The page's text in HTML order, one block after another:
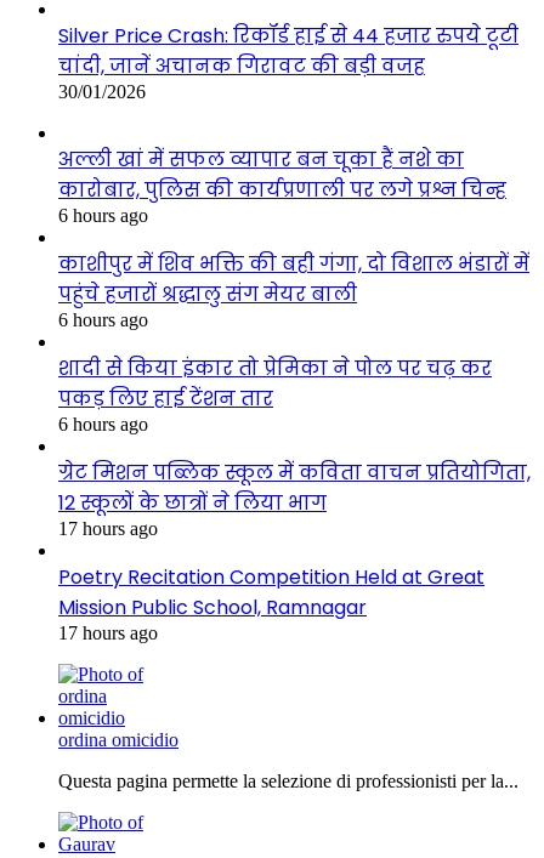
Silver Price Crash: रिकॉर्ड हाई से 44 हजार रुपये टूटी
चांदी, जानें अचानक गिरावट की बड़ी वजह
30/01/2026
अल्ली खां में सफल व्यापार बन चूका हैं नशे का
कारोबार, पुलिस की कार्यप्रणाली पर लगे प्रश्न चिन्ह
6 hours ago
काशीपुर में शिव भक्ति की बही गंगा, दो विशाल भंडारों में
पहुंचे हजारों श्रद्धालु संग मेयर बाली
6 hours ago
शादी से किया इंकार तो प्रेमिका ने पोल पर चढ़ कर
पकड़ लिए हाई टेंशन तार
6 hours ago
ग्रेट मिशन पब्लिक स्कूल में कविता वाचन प्रतियोगिता,
12 स्कूलों के छात्रों ने लिया भाग
17 hours ago
Poetry Recitation Competition Held at Great
Mission Public School, Ramnagar
17 hours ago
ordina omicidio
Questa pagina permette la selezione di professionisti per la...